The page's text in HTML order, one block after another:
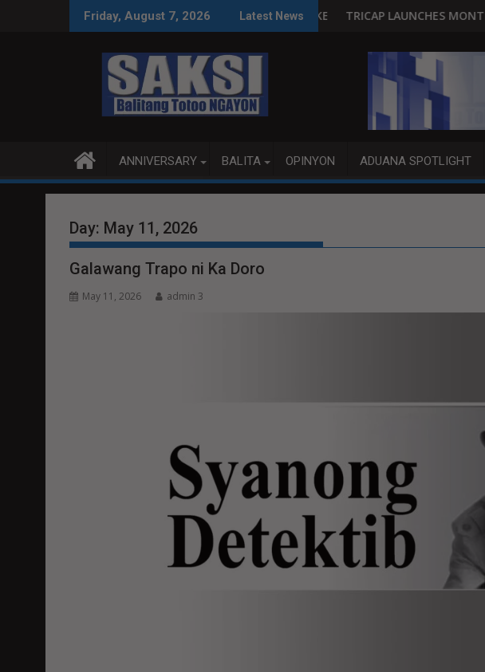
Friday, August 7, 2026 Latest News
NG NAGPALUSOT NG PEKENG YOSI?TRICAP LAUNCHES MONTH-LONG Nationwide
ANNIVERSARY BALITA OPINYON ADUANA SPOTLIGHT
Day: May 11, 2026
Galawang Trapo ni Ka Doro
May 11, 2026 admin 3